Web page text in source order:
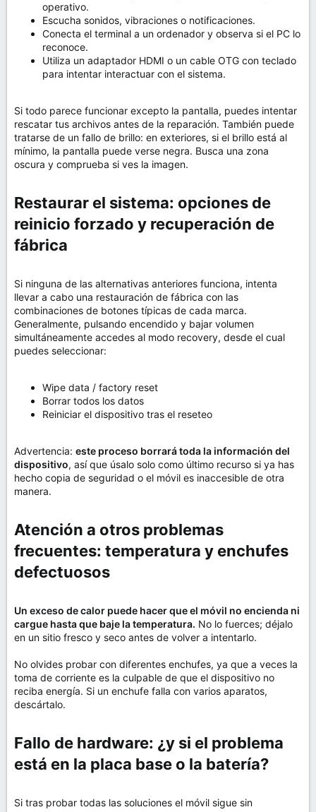
operativo.
Escucha sonidos, vibraciones o notificaciones.
Conecta el terminal a un ordenador y observa si el PC lo
reconoce.
Utiliza un adaptador HDMI o un cable OTG con teclado
para intentar interactuar con el sistema.
Si todo parece funcionar excepto la pantalla, puedes intentar
rescatar tus archivos antes de la reparación. También puede
tratarse de un fallo de brillo: en exteriores, si el brillo está al
mínimo, la pantalla puede verse negra. Busca una zona
oscura y comprueba si ves la imagen.
Restaurar el sistema: opciones de
reinicio forzado y recuperación de
fábrica​
Si ninguna de las alternativas anteriores funciona, intenta
llevar a cabo una restauración de fábrica con las
combinaciones de botones típicas de cada marca.
Generalmente, pulsando encendido y bajar volumen
simultáneamente accedes al modo recovery, desde el cual
puedes seleccionar:
Wipe data / factory reset
Borrar todos los datos
Reiniciar el dispositivo tras el reseteo
Advertencia: este proceso borrará toda la información del
dispositivo, así que úsalo solo como último recurso si ya has
hecho copia de seguridad o el móvil es inaccesible de otra
manera.
Atención a otros problemas
frecuentes: temperatura y enchufes
defectuosos​
Un exceso de calor puede hacer que el móvil no encienda ni
cargue hasta que baje la temperatura. No lo fuerces; déjalo
en un sitio fresco y seco antes de volver a intentarlo.
No olvides probar con diferentes enchufes, ya que a veces la
toma de corriente es la culpable de que el dispositivo no
reciba energía. Si un enchufe falla con varios aparatos,
descártalo.
Fallo de hardware: ¿y si el problema
está en la placa base o la batería?​
Si tras probar todas las soluciones el móvil sigue sin